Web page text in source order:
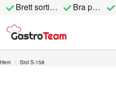
Brett sortiment Bra priser
Hem Stol S-158